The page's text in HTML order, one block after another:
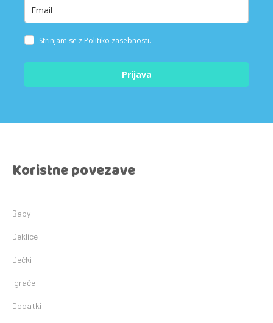
Strinjam se z Politiko zasebnosti.
Prijava
Koristne povezave
Baby
Deklice
Dečki
Igrače
Dodatki